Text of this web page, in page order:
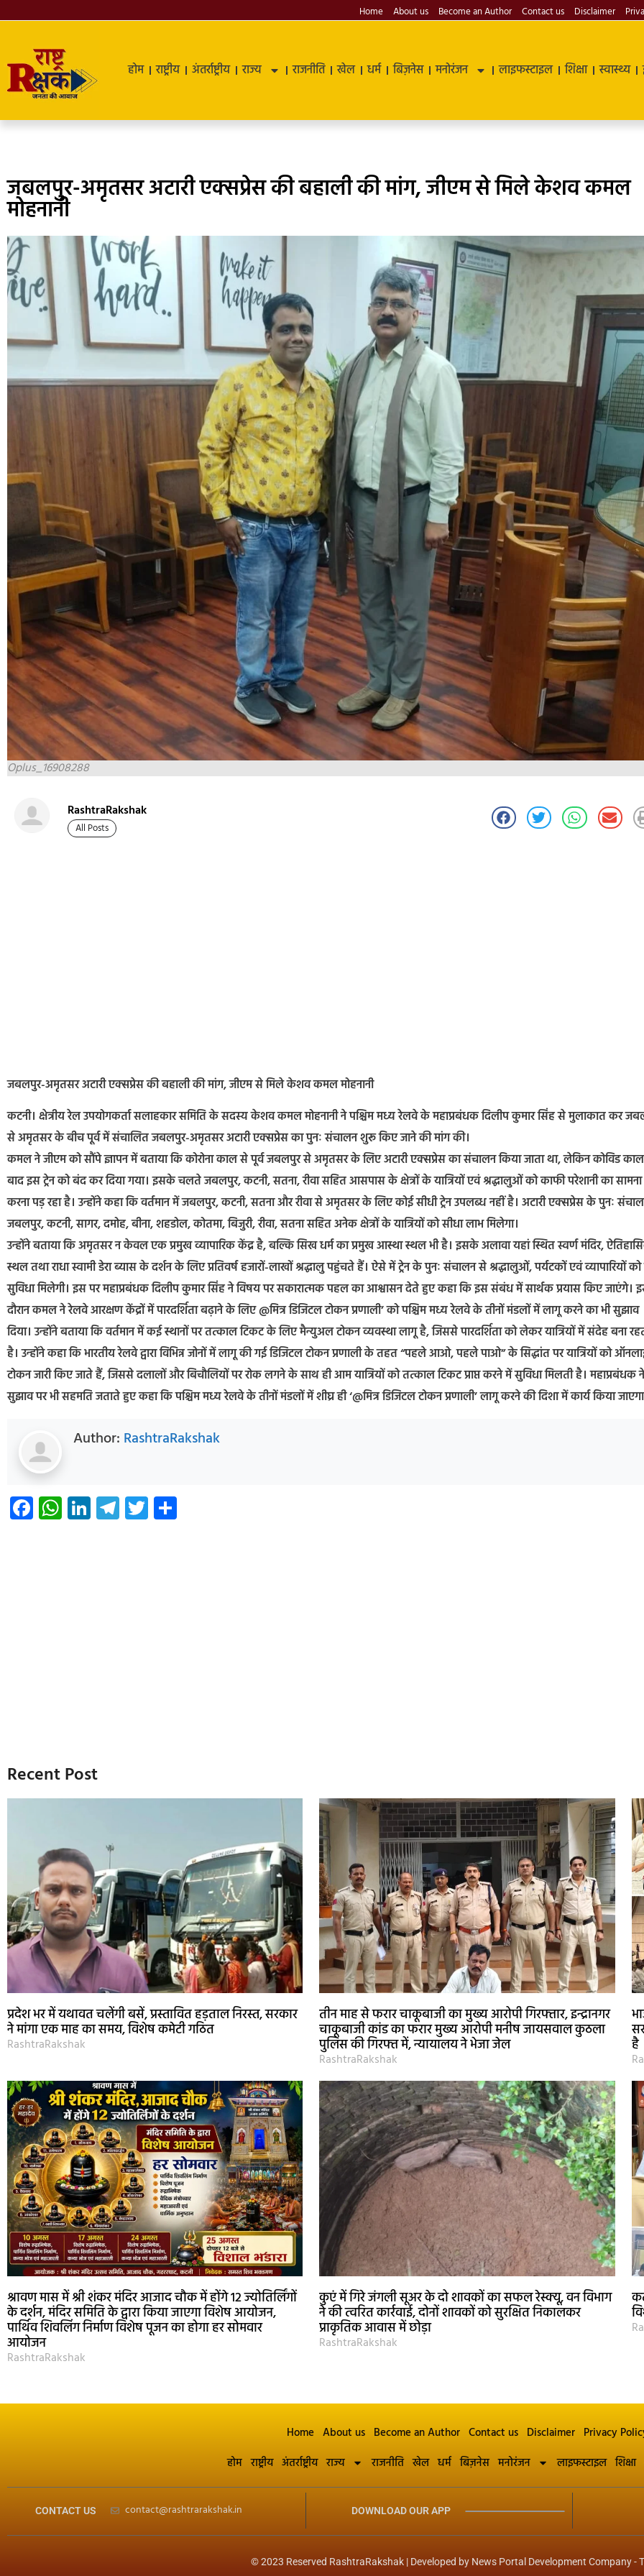
Home About us Become an Author Contact us Disclaimer
होम राष्ट्रीय अंतर्राष्ट्रीय राज्य राजनीति खेल धर्म बिज़नेस मनोरंजन लाइफस्टाइल शिक्षा स्वास्थ्य
जबलपुर-अमृतसर अटारी एक्सप्रेस की बहाली की मांग, जीएम से मिले केशव कमल
मोहनानी
Oplus_16908288
RashtraRakshak
All Posts
जबलपुर-अमृतसर अटारी एक्सप्रेस की बहाली की मांग, जीएम से मिले केशव कमल मोहनानी
कटनी। क्षेत्रीय रेल उपयोगकर्ता सलाहकार समिति के सदस्य केशव कमल मोहनानी ने पश्चिम मध्य रेलवे के महाप्रबंधक दिलीप कुमार सिंह से मुलाकात कर
से अमृतसर के बीच पूर्व में संचालित जबलपुर-अमृतसर अटारी एक्सप्रेस का पुनः संचालन शुरू किए जाने की मांग की।
कमल ने जीएम को सौंपे ज्ञापन में बताया कि कोरोना काल से पूर्व जबलपुर से अमृतसर के लिए अटारी एक्सप्रेस का संचालन किया जाता था, लेकिन कोविड
बाद इस ट्रेन को बंद कर दिया गया। इसके चलते जबलपुर, कटनी, सतना, रीवा सहित आसपास के क्षेत्रों के यात्रियों एवं श्रद्धालुओं को काफी परेशानी का सामना
करना पड़ रहा है। उन्होंने कहा कि वर्तमान में जबलपुर, कटनी, सतना और रीवा से अमृतसर के लिए कोई सीधी ट्रेन उपलब्ध नहीं है। अटारी एक्सप्रेस के पुनः
जबलपुर, कटनी, सागर, दमोह, बीना, शहडोल, कोतमा, बिजुरी, रीवा, सतना सहित अनेक क्षेत्रों के यात्रियों को सीधा लाभ मिलेगा।
उन्होंने बताया कि अमृतसर न केवल एक प्रमुख व्यापारिक केंद्र है, बल्कि सिख धर्म का प्रमुख आस्था स्थल भी है। इसके अलावा यहां स्थित स्वर्ण मंदिर,
स्थल तथा राधा स्वामी डेरा ब्यास के दर्शन के लिए प्रतिवर्ष हजारों-लाखों श्रद्धालु पहुंचते हैं। ऐसे में ट्रेन के पुनः संचालन से श्रद्धालुओं, पर्यटकों एवं व्यापारियों
सुविधा मिलेगी। इस पर महाप्रबंधक दिलीप कुमार सिंह ने विषय पर सकारात्मक पहल का आश्वासन देते हुए कहा कि इस संबंध में सार्थक प्रयास किए जाएंगे।
दौरान कमल ने रेलवे आरक्षण केंद्रों में पारदर्शिता बढ़ाने के लिए @मित्र डिजिटल टोकन प्रणाली’ को पश्चिम मध्य रेलवे के तीनों मंडलों में लागू करने का भी सुझाव
दिया। उन्होंने बताया कि वर्तमान में कई स्थानों पर तत्काल टिकट के लिए मैन्युअल टोकन व्यवस्था लागू है, जिससे पारदर्शिता को लेकर यात्रियों में संदेह बना
है। उन्होंने कहा कि भारतीय रेलवे द्वारा विभिन्न जोनों में लागू की गई डिजिटल टोकन प्रणाली के तहत “पहले आओ, पहले पाओ” के सिद्धांत पर यात्रियों को
टोकन जारी किए जाते हैं, जिससे दलालों और बिचौलियों पर रोक लगने के साथ ही आम यात्रियों को तत्काल टिकट प्राप्त करने में सुविधा मिलती है। महाप्रबंधक
सुझाव पर भी सहमति जताते हुए कहा कि पश्चिम मध्य रेलवे के तीनों मंडलों में शीघ्र ही ‘@मित्र डिजिटल टोकन प्रणाली’ लागू करने की दिशा में कार्य किया
Author: RashtraRakshak
Facebook
WhatsApp
LinkedIn
Telegram
Twitter
Recent Post
प्रदेश भर में यथावत चलेंगी बसें, प्रस्तावित हड़ताल निरस्त, सरकार
ने मांगा एक माह का समय, विशेष कमेटी गठित
RashtraRakshak
तीन माह से फरार चाकूबाजी का मुख्य आरोपी गिरफ्तार, इन्द्रानगर
चाकूबाजी कांड का फरार मुख्य आरोपी मनीष जायसवाल कुठला
पुलिस की गिरफ्त में, न्यायालय ने भेजा जेल
RashtraRakshak
है
श्रावण मास में श्री शंकर मंदिर आजाद चौक में होंगे 12 ज्योतिर्लिंगों
के दर्शन, मंदिर समिति के द्वारा किया जाएगा विशेष आयोजन,
पार्थिव शिवलिंग निर्माण विशेष पूजन का होगा हर सोमवार
आयोजन
RashtraRakshak
कुएं में गिरे जंगली सूअर के दो शावकों का सफल रेस्क्यू, वन विभाग
ने की त्वरित कार्रवाई, दोनों शावकों को सुरक्षित निकालकर
प्राकृतिक आवास में छोड़ा
RashtraRakshak
Home About us Become an Author Contact us Disclaimer Privacy
होम राष्ट्रीय अंतर्राष्ट्रीय राज्य राजनीति खेल धर्म बिज़नेस मनोरंजन लाइफस्टाइल शिक्षा
CONTACT US contact@rashtrarakshak.in DOWNLOAD OUR APP
© 2023 Reserved RashtraRakshak | Developed by News Portal Development Company-